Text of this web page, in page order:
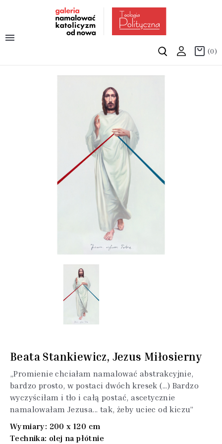

(0)
Beata Stankiewicz, Jezus Miłosierny
„Promienie chciałam namalować abstrakcyjnie,
bardzo prosto, w postaci dwóch kresek (...) Bardzo
wyczyściłam i tło i całą postać, ascetycznie
namalowałam Jezusa... tak, żeby uciec od kiczu”
Wymiary: 200 x 120 cm
Technika: olej na płótnie